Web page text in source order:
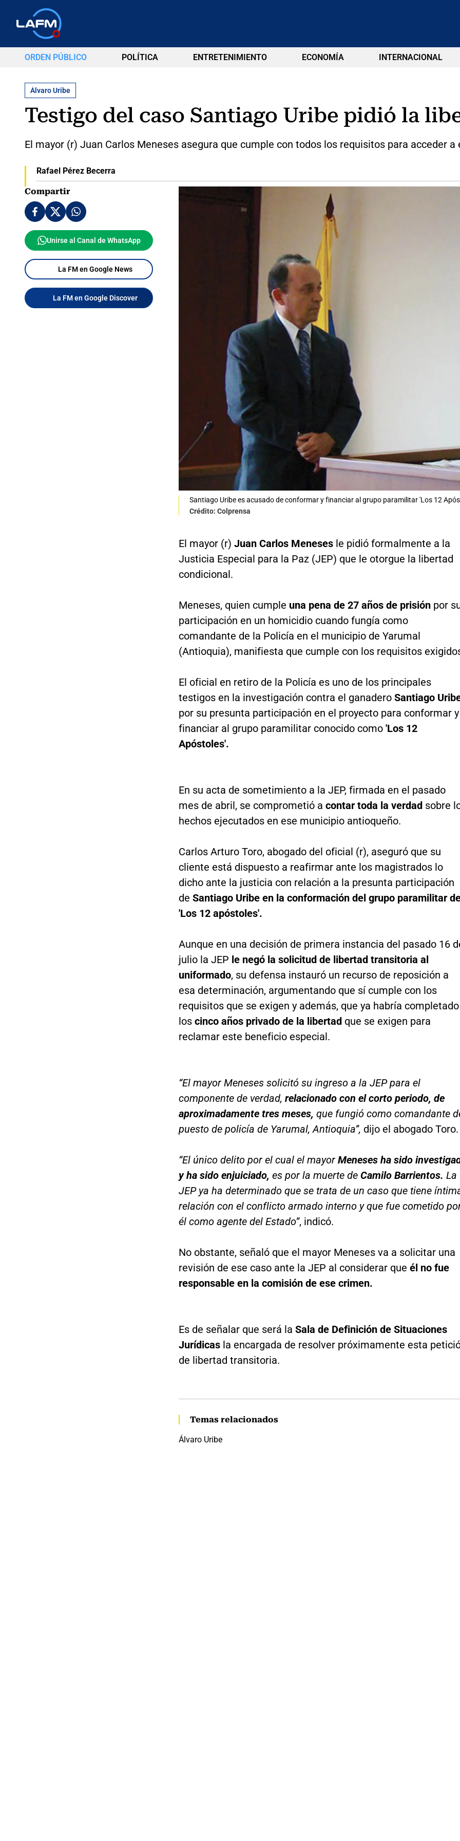
ORDEN PÚBLICO POLÍTICA ENTRETENIMIENTO ECONOMÍA INTERNACIONAL
Álvaro Uribe
Testigo del caso Santiago Uribe pidió la
El mayor (r) Juan Carlos Meneses asegura que cumple con todos los requisitos para acceder
Rafael Pérez Becerra
Compartir
Unirse al Canal de WhatsApp
La FM en Google News
La FM en Google Discover
Santiago Uribe es acusado de conformar y financiar al grupo paramilitar 'Los 12
Crédito: Colprensa
El mayor (r) Juan Carlos Menesesle pidió formalmente a la
Justicia Especial para la Paz (JEP) que le otorgue la libertad
condicional.
Meneses, quien cumple una pena de 27 años de prisiónpor
participación en un homicidio cuando fungía como
comandante de la Policía en el municipio de Yarumal
(Antioquia), manifiesta que cumple con los requisitos
El oficial en retiro de la Policía es uno de los principales
testigos en la investigación contra el ganadero Santiago
por su presunta participación en el proyecto para conformar y
financiar al grupo paramilitar conocido como'Los 12
Apóstoles'.
En su acta de sometimiento a la JEP, firmada en el pasado
mes de abril, se comprometió a contar toda la verdadsobre
hechos ejecutados en ese municipio antioqueño.
Carlos Arturo Toro, abogado del oficial (r), aseguró que su
cliente está dispuesto a reafirmar ante los magistrados lo
dicho ante la justicia con relación a la presunta participación
de Santiago Uribe en la conformación del grupo paramilitar
'Los 12 apóstoles'.
Aunque en una decisión de primera instancia del pasado 16
julio la JEP le negó la solicitud de libertad transitoria al
uniformado, su defensa instauró un recurso de reposición a
esa determinación, argumentando que sí cumple con los
requisitos que se exigen y además, que ya habría completado
los cinco años privado de la libertad que se exigen para
reclamar este beneficio especial.
“El mayor Meneses solicitó su ingreso a la JEP para el
componente de verdad, relacionado con el corto periodo, de
aproximadamente tres meses, que fungió como comandante
puesto de policía de Yarumal, Antioquia”, dijo el abogado Toro.
“El único delito por el cual el mayorMeneses ha sido
y ha sido enjuiciado, es por la muerte de Camilo Barrientos. La
JEP ya ha determinado que se trata de un caso que tiene
relación con el conflicto armado interno y que fue cometido
él como agente del Estado”, indicó.
No obstante, señaló que el mayor Meneses va a solicitar una
revisión de ese caso ante la JEP al considerar que él no fue
responsable en la comisión de ese crimen.
Es de señalar que será la Sala de Definición de Situaciones
Jurídicasla encargada de resolver próximamente esta
de libertad transitoria.
Temas relacionados
Álvaro Uribe